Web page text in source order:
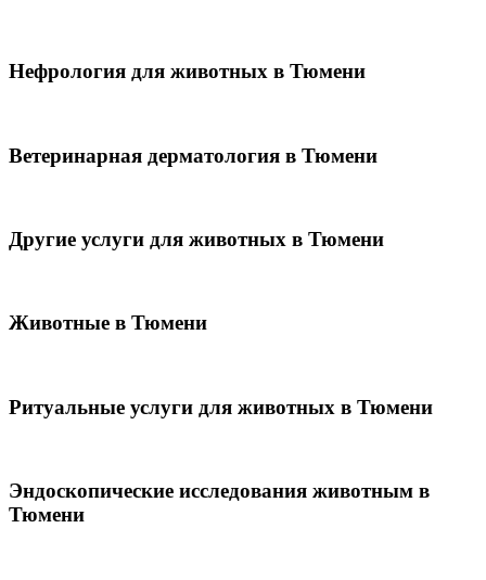
Нефрология для животных в Тюмени
Ветеринарная дерматология в Тюмени
Другие услуги для животных в Тюмени
Животные в Тюмени
Ритуальные услуги для животных в Тюмени
Эндоскопические исследования животным в
Тюмени